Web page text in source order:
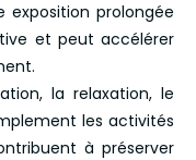
prolongée
et peut accélérer
la relaxation, le
les activités
à préserver